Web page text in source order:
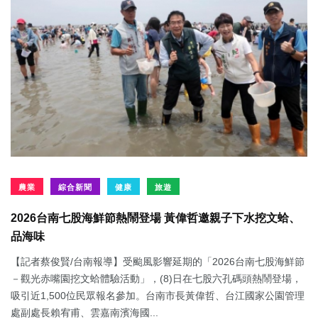
農業 綜合新聞 健康 旅遊
2026台南七股海鮮節熱鬧登場 黃偉哲邀親子下水挖文蛤、
品海味
【記者蔡俊賢/台南報導】受颱風影響延期的「2026台南七股海鮮節
－觀光赤嘴園挖文蛤體驗活動」，(8)日在七股六孔碼頭熱鬧登場，
吸引近1,500位民眾報名參加。台南市長黃偉哲、台江國家公園管理
處副處長賴宥甫、雲嘉南濱海國...